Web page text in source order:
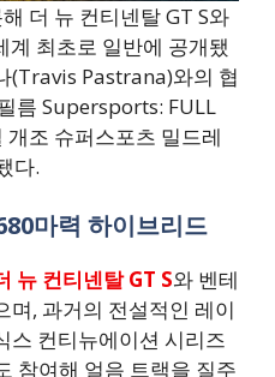
더 뉴 컨티넨탈 GT S와
계 최초로 일반에 공개됐
(Travis Pastrana)와의 협
름 Supersports: FULL
개조 슈퍼스포츠 밀드레
다.
마력 하이브리드
뉴 컨티넨탈 GT S와 벤테
며, 과거의 전설적인 레이
스 컨티뉴에이션 시리즈
참여해 얼음 트랙을 질주